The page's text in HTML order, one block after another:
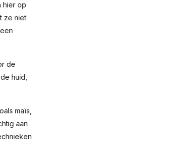
hier op
ze niet
de
huid,
maïs,
aan